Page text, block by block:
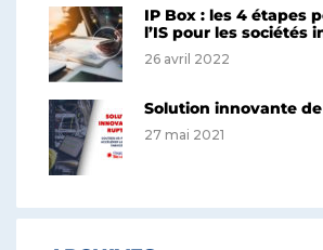
IP Box : les 4 étapes
l’IS pour les sociétés
26 avril 2022
Solution innovante
27 mai 2021